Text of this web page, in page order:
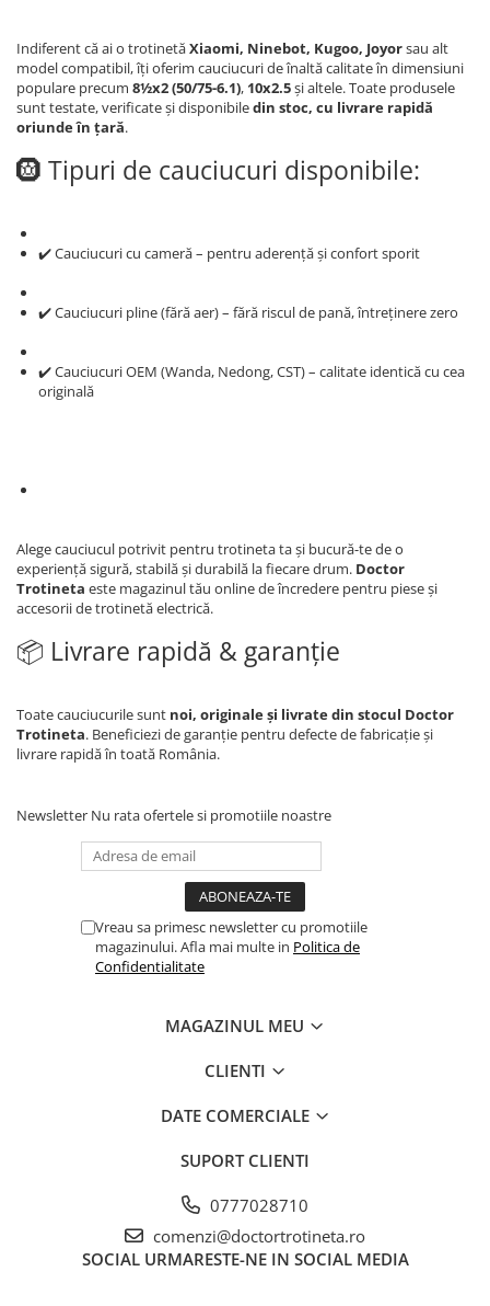
Indiferent că ai o trotinetăXiaomi, Ninebot, Kugoo, Joyorsau alt
model compatibil, îți oferim cauciucuri de înaltă calitate în dimensiuni
populare precum 8½x2 (50/75-6.1), 10x2.5și altele. Toate produsele
sunt testate, verificate și disponibiledin stoc, cu livrare rapidă
oriunde în țară.
🛞 Tipuri de cauciucuri disponibile:
✔️ Cauciucuri cu cameră – pentru aderență și confort sporit
✔️ Cauciucuri pline (fără aer) – fără riscul de pană, întreținere zero
✔️ Cauciucuri OEM (Wanda, Nedong, CST) – calitate identică cu cea
originală
Alege cauciucul potrivit pentru trotineta ta și bucură-te de o
experiență sigură, stabilă și durabilă la fiecare drum. Doctor
Trotineta este magazinul tău online de încredere pentru piese și
accesorii de trotinetă electrică.
📦 Livrare rapidă & garanție
Toate cauciucurile sunt noi, originale și livrate din stocul Doctor
Trotineta. Beneficiezi de garanție pentru defecte de fabricație și
livrare rapidă în toată România.
Newsletter Nu rata ofertele si promotiile noastre
Vreau sa primesc newsletter cu promotiile
magazinului. Afla mai multe in Politica de
Confidentialitate
MAGAZINUL MEU
CLIENTI
DATE COMERCIALE
SUPORT CLIENTI
0777028710
comenzi@doctortrotineta.ro
SOCIAL URMARESTE-NE IN SOCIAL MEDIA